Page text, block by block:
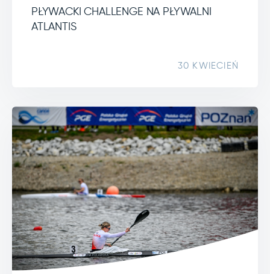
PŁYWACKI CHALLENGE NA PŁYWALNI
ATLANTIS
30 KWIECIEŃ